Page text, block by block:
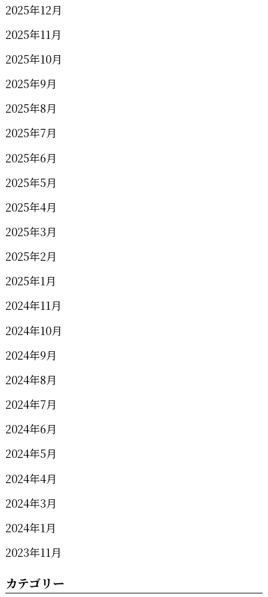
2025年12月
2025年11月
2025年10月
2025年9月
2025年8月
2025年7月
2025年6月
2025年5月
2025年4月
2025年3月
2025年2月
2025年1月
2024年11月
2024年10月
2024年9月
2024年8月
2024年7月
2024年6月
2024年5月
2024年4月
2024年3月
2024年1月
2023年11月
カテゴリー